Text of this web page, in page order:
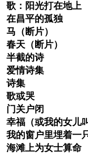
歌：阳光打在地上
在昌平的孤独
马（断片）
春天（断片）
半截的诗
爱情诗集
诗集
歌或哭
门关户闭
幸福（或我的女儿
我的窗户里埋着一
海滩上为女士算命